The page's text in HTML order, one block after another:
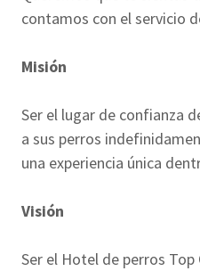
contamos con el servicio
Misión
Ser el lugar de confianza
a sus perros
una experiencia única
Visión
Ser el Hotel de perros